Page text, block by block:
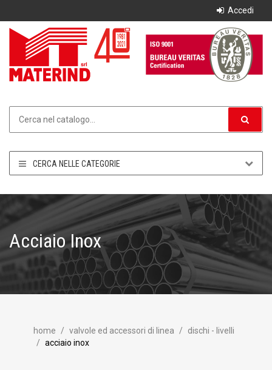
Accedi
CERCA NELLE CATEGORIE
Acciaio Inox
home valvole ed accessori di linea
dischi - livelli
acciaio inox